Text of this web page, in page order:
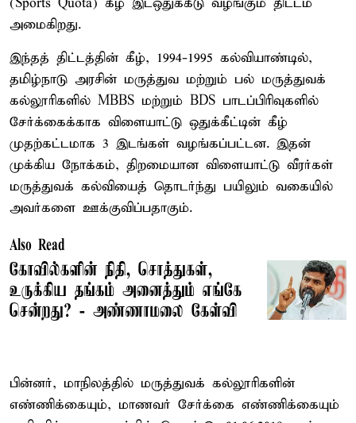
அமைகிறது.
இந்தத் திட்டத்தின் கீழ், 1994-1995 கல்வியாண்டில்,
தமிழ்நாடு அரசின் மருத்துவ மற்றும் பல் மருத்துவக்
கல்லூரிகளில் MBBS மற்றும் BDS பாடப்பிரிவுகளில்
சேர்க்கைக்காக விளையாட்டு ஒதுக்கீட்டின் கீழ்
முதற்கட்டமாக 3 இடங்கள் வழங்கப்பட்டன. இதன்
முக்கிய நோக்கம், திறமையான விளையாட்டு வீரர்கள்
மருத்துவக் கல்வியைத் தொடர்ந்து பயிலும் வகையில்
அவர்களை ஊக்குவிப்பதாகும்.
Also Read
கோவில்களின் நிதி, சொத்துகள்,
உருக்கிய தங்கம் அனைத்தும் எங்கே
சென்றது? - அண்ணாமலை கேள்வி
பின்னர், மாநிலத்தில் மருத்துவக் கல்லூரிகளின்
எண்ணிக்கையும், மாணவர் சேர்க்கை எண்ணிக்கையும்